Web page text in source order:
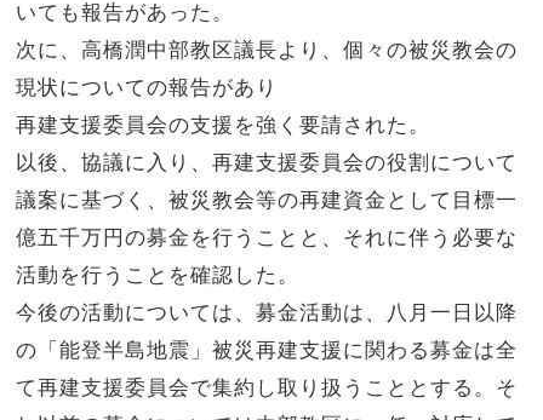
いても報告があった。
次に、高橋潤中部教区議長より、個々の被災教会の
現状についての報告があり
再建支援委員会の支援を強く要請された。
以後、協議に入り、再建支援委員会の役割について
議案に基づく、被災教会等の再建資金として目標一
億五千万円の募金を行うことと、それに伴う必要な
活動を行うことを確認した。
今後の活動については、募金活動は、八月一日以降
の「能登半島地震」被災再建支援に関わる募金は全
て再建支援委員会で集約し取り扱うこととする。そ